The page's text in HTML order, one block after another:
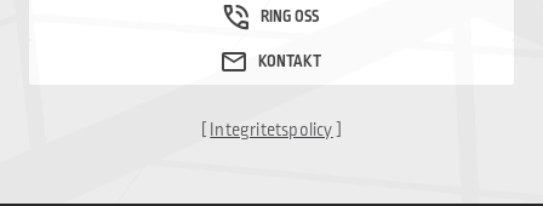
[Integritetspolicy]